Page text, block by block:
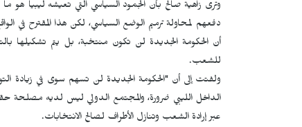
وترى زاهية صالح بأن الجمود السياسي التي تعيشه ليبيا هو ما
دفعهم لمحاولة ترميم الوضع السياسي، لكن هذا المقترح في
أن الحكومة الجديدة لن تكون منتخبة، بل يتم تشكيلها
للشعب.
ولفتت إلى أن "الحكومة الجديدة لن تسهم سوى في زيادة
الداخل الليبي ضرورة، والمجتمع الدولي ليس لديه مصلحة
عبر إرادة الشعب وتنازل الأطراف لصالح الانتخابات.